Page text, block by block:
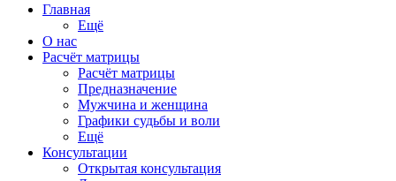
Главная
Ещё
О нас
Расчёт матрицы
Расчёт матрицы
Предназначение
Мужчина и женщина
Графики судьбы и воли
Ещё
Консультации
Открытая консультация